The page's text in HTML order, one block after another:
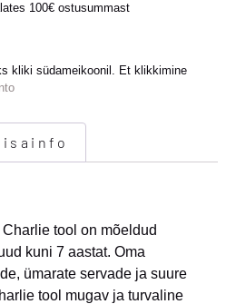
100€ ostusummast
kliki südameikoonil. Et klikkimine
tool on mõeldud
kuni 7 aastat. Oma
ümarate servade ja suure
tool mugav ja turvaline